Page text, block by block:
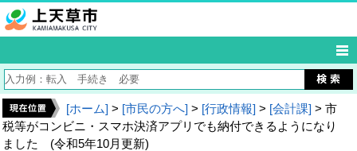
[ホーム] > [市民の方へ] > [行政情報] > [会計課] > 市
税等がコンビニ・スマホ決済アプリでも納付できるようになり
ました (令和5年10月更新)